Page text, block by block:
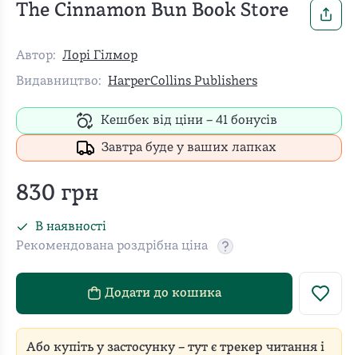
The Cinnamon Bun Book Store
Автор: Лорі Гілмор
Видавництво:
HarperCollins Publishers
Кешбек від ціни – 41бонусів
Завтра буде у ваших лапках
830 грн
В наявності
Рекомендована роздрібна ціна
Додати до кошика
Або купіть у застосунку – тут є трекер читання і